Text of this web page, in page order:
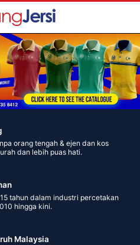
orang tengah & ejen dan kos
dan lebih puas hati.
tahun dalam industri percetakan
hingga kini.
Malaysia